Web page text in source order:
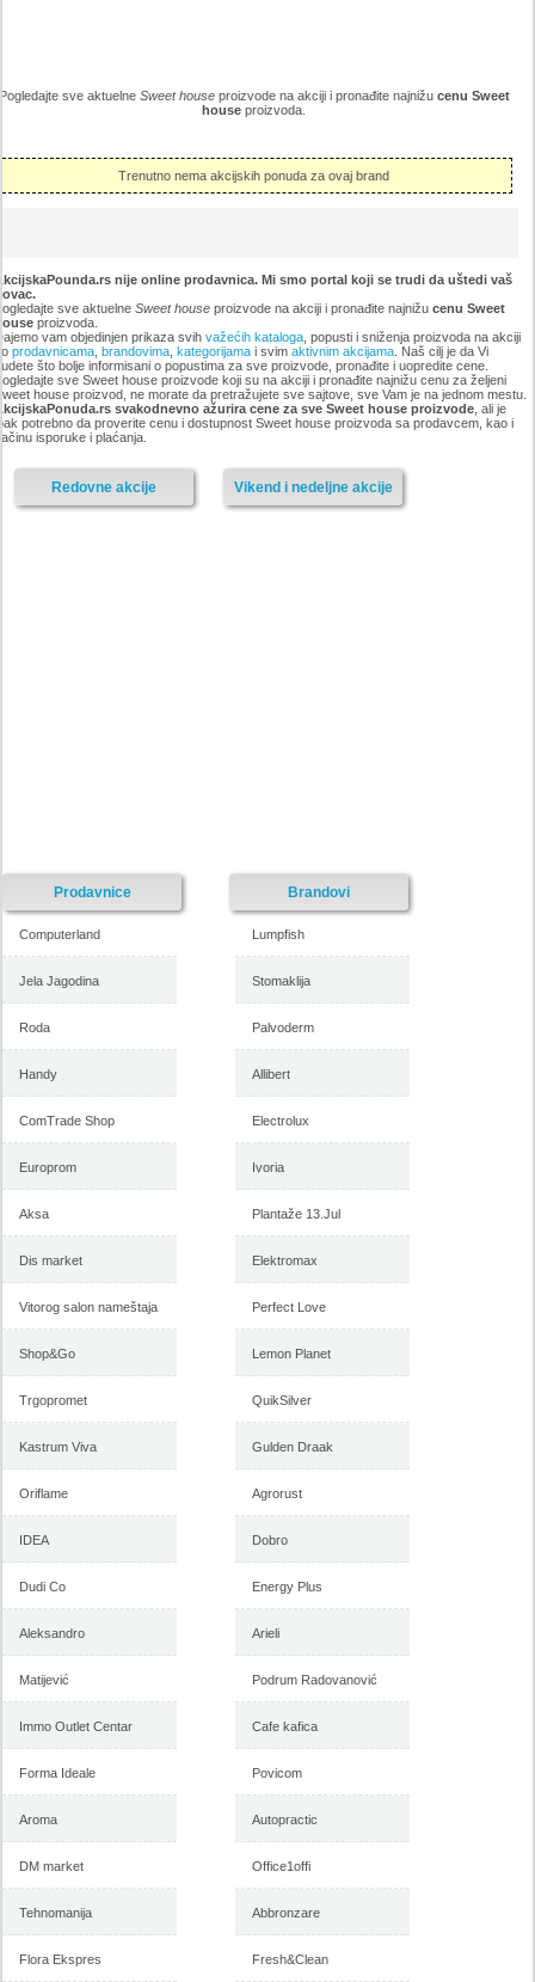
sve aktuelne Sweet houseproizvode na akciji i pronađite najnižu cenu Sweet
house proizvoda.
Trenutno nema akcijskih ponuda za ovaj brand
nije online prodavnica. Mi smo portal koji se trudi da uštedi vaš
sve aktuelne Sweet houseproizvode na akciji i pronađite najnižu cenu Sweet
proizvoda.
vam objedinjen prikaza svih važećih kataloga, popusti i sniženja proizvoda na akciji
prodavnicama, brandovima, kategorijamai svim aktivnim akcijama. Naš cilj je da Vi
što bolje informisani o popustima za sve proizvode, pronađite i uopredite cene.
sve Sweet house proizvode koji su na akciji i pronađite najnižu cenu za željeni
house proizvod, ne morate da pretražujete sve sajtove, sve Vam je na jednom mestu.
svakodnevno ažurira cene za sve Sweet house proizvode, ali je
potrebno da proverite cenu i dostupnost Sweet house proizvoda sa prodavcem, kao i
isporuke i plaćanja.
Vikend i nedeljne akcije
Redovne akcije
Prodavnice
Computerland
Jela Jagodina
Roda
Handy
ComTrade Shop
Europrom
Aksa
Dis market
Vitorog salon nameštaja
Shop&Go
Trgopromet
Kastrum Viva
Oriflame
IDEA
Dudi Co
Aleksandro
Matijević
Immo Outlet Centar
Forma Ideale
Aroma
DM market
Tehnomanija
Flora Ekspres
Brandovi
Lumpfish
Stomaklija
Palvoderm
Allibert
Electrolux
Ivoria
Plantaže 13.Jul
Elektromax
Perfect Love
Lemon Planet
QuikSilver
Gulden Draak
Agrorust
Dobro
Energy Plus
Arieli
Podrum Radovanović
Cafe kafica
Povicom
Autopractic
Office1offi
Abbronzare
Fresh&Clean